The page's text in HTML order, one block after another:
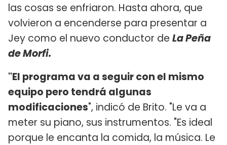
las cosas se enfriaron. Hasta ahora, que
volvieron a encenderse para presentar a
Jey como el nuevo conductor de La Peña
de Morfi.
"El programa va a seguir con el mismo
equipo pero tendrá algunas
modificaciones", indicó de Brito. "Le va a
meter su piano, sus instrumentos. "Es ideal
porque le encanta la comida, la música. Le